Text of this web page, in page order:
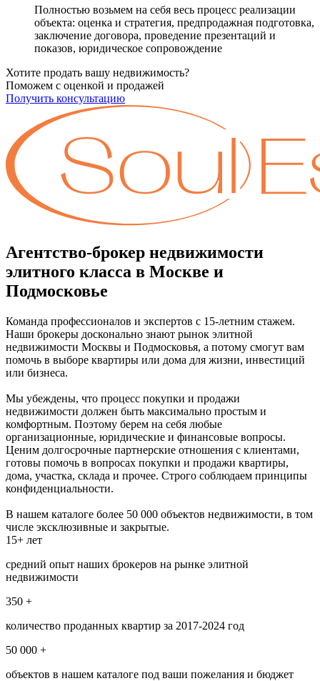
Полностью возьмем на себя весь процесс реализации
объекта: оценка и стратегия, предпродажная подготовка,
заключение договора, проведение презентаций и
показов, юридическое сопровождение
Хотите продать вашу недвижимость?
Поможем с оценкой и продажей
Получить консультацию
Агентство-брокер недвижимости
элитного класса в Москве и
Подмосковье
Команда профессионалов и экспертов с 15-летним стажем.
Наши брокеры досконально знают рынок элитной
недвижимости Москвы и Подмосковья, а потому смогут вам
помочь в выборе квартиры или дома для жизни, инвестиций
или бизнеса.
Мы убеждены, что процесс покупки и продажи
недвижимости должен быть максимально простым и
комфортным. Поэтому берем на себя любые
организационные, юридические и финансовые вопросы.
Ценим долгосрочные партнерские отношения с клиентами,
готовы помочь в вопросах покупки и продажи квартиры,
дома, участка, склада и прочее. Строго соблюдаем принципы
конфиденциальности.
В нашем каталоге более 50 000 объектов недвижимости, в том
числе эксклюзивные и закрытые.
15+ лет
средний опыт наших брокеров на рынке элитной
недвижимости
350 +
количество проданных квартир за 2017-2024 год
50 000 +
объектов в нашем каталоге под ваши пожелания и бюджет